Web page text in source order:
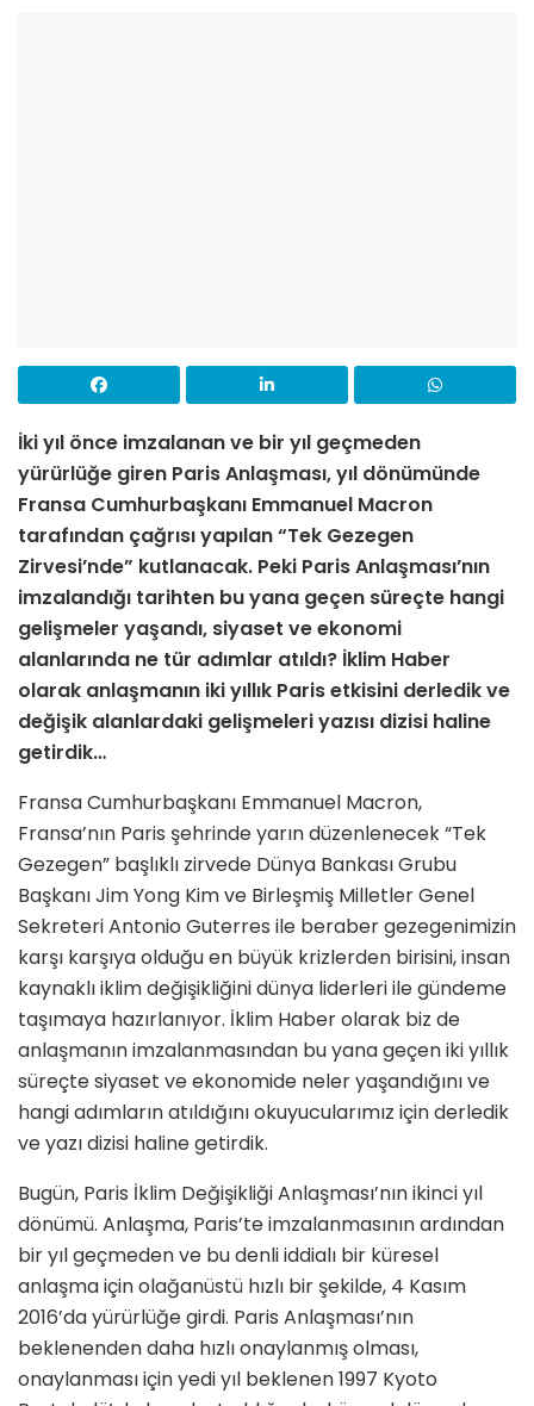
İki yıl önce imzalanan ve bir yıl geçmeden
yürürlüğe giren Paris Anlaşması, yıl dönümünde
Fransa Cumhurbaşkanı Emmanuel Macron
tarafından çağrısı yapılan “Tek Gezegen
Zirvesi’nde” kutlanacak. Peki Paris Anlaşması’nın
imzalandığı tarihten bu yana geçen süreçte hangi
gelişmeler yaşandı, siyaset ve ekonomi
alanlarında ne tür adımlar atıldı? İklim Haber
olarak anlaşmanın iki yıllık Paris etkisini derledik ve
değişik alanlardaki gelişmeleri yazısı dizisi haline
getirdik…
Fransa Cumhurbaşkanı Emmanuel Macron,
Fransa’nın Paris şehrinde yarın düzenlenecek “Tek
Gezegen” başlıklı zirvede Dünya Bankası Grubu
Başkanı Jim Yong Kim ve Birleşmiş Milletler Genel
Sekreteri Antonio Guterres ile beraber gezegenimizin
karşı karşıya olduğu en büyük krizlerden birisini, insan
kaynaklı iklim değişikliğini dünya liderleri ile gündeme
taşımaya hazırlanıyor. İklim Haber olarak biz de
anlaşmanın imzalanmasından bu yana geçen iki yıllık
süreçte siyaset ve ekonomide neler yaşandığını ve
hangi adımların atıldığını okuyucularımız için derledik
ve yazı dizisi haline getirdik.
Bugün, Paris İklim Değişikliği Anlaşması’nın ikinci yıl
dönümü. Anlaşma, Paris’te imzalanmasının ardından
bir yıl geçmeden ve bu denli iddialı bir küresel
anlaşma için olağanüstü hızlı bir şekilde, 4 Kasım
2016’da yürürlüğe girdi. Paris Anlaşması’nın
beklenenden daha hızlı onaylanmış olması,
onaylanması için yedi yıl beklenen 1997 Kyoto